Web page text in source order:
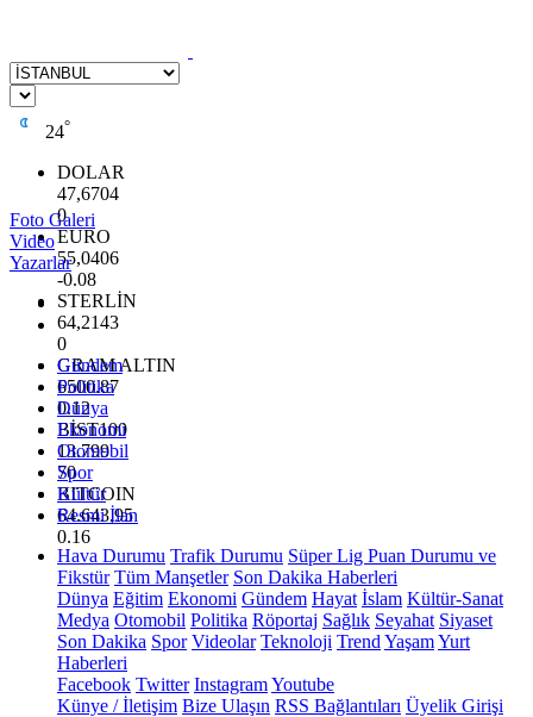
24°
DOLAR
47,6704
0
EURO
55,0406
-0.08
STERLİN
64,2143
0
GRAM ALTIN
6500.87
0.12
BİST100
13.799
70
BITCOIN
64.643,95
0.16
Foto Galeri
Video
Yazarlar
Gündem
Politika
Dünya
Ekonomi
Otomobil
Spor
Kültür
Resmi İlan
Hava Durumu Trafik Durumu Süper Lig Puan Durumu ve
Fikstür Tüm Manşetler Son Dakika Haberleri
Dünya Eğitim Ekonomi Gündem Hayat İslam Kültür-Sanat
Medya Otomobil Politika Röportaj Sağlık Seyahat Siyaset
Son Dakika Spor Videolar Teknoloji Trend YaşamYurt
Haberleri
Facebook Twitter InstagramYoutube
Künye / İletişim Bize Ulaşın RSS Bağlantıları Üyelik Girişi